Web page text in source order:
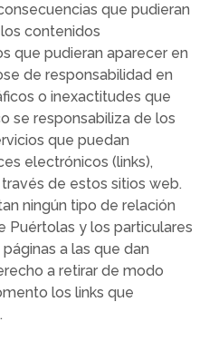
que pudieran
contenidos
que pudieran aparecer en
de responsabilidad en
o inexactitudes que
se responsabiliza de los
que puedan
electrónicos (links),
de estos sitios web.
ningún tipo de relación
Puértolas y los particulares
a las que dan
a retirar de modo
los links que